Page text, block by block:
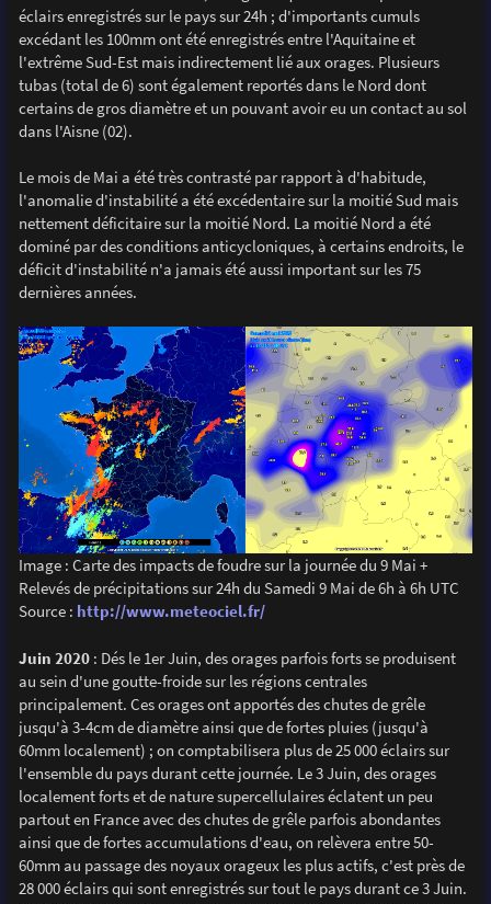
éclairs enregistrés sur le pays sur 24h ; d'importants cumuls
excédant les 100mm ont été enregistrés entre l'Aquitaine et
l'extrême Sud-Est mais indirectement lié aux orages. Plusieurs
tubas (total de 6) sont également reportés dans le Nord dont
certains de gros diamètre et un pouvant avoir eu un contact au sol
dans l'Aisne (02).
Le mois de Mai a été très contrasté par rapport à d'habitude,
l'anomalie d'instabilité a été excédentaire sur la moitié Sud mais
nettement déficitaire sur la moitié Nord. La moitié Nord a été
dominé par des conditions anticycloniques, à certains endroits, le
déficit d'instabilité n'a jamais été aussi important sur les 75
dernières années.
Image : Carte des impacts de foudre sur la journée du 9 Mai +
Relevés de précipitations sur 24h du Samedi 9 Mai de 6h à 6h UTC
Source : http://www.meteociel.fr/
Juin 2020: Dés le 1er Juin, des orages parfois forts se produisent
au sein d'une goutte-froide sur les régions centrales
principalement. Ces orages ont apportés des chutes de grêle
jusqu'à 3-4cm de diamètre ainsi que de fortes pluies (jusqu'à
60mm localement) ; on comptabilisera plus de 25 000 éclairs sur
l'ensemble du pays durant cette journée. Le 3 Juin, des orages
localement forts et de nature supercellulaires éclatent un peu
partout en France avec des chutes de grêle parfois abondantes
ainsi que de fortes accumulations d'eau, on relèvera entre 50-
60mm au passage des noyaux orageux les plus actifs, c'est près de
28 000 éclairs qui sont enregistrés sur tout le pays durant ce 3 Juin.